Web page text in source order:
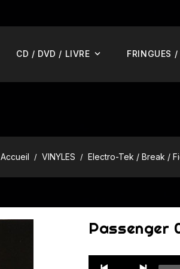
CD / DVD / LIVRE FRINGUES /
Accueil VINYLES Electro-Tek / Break /
Passenger